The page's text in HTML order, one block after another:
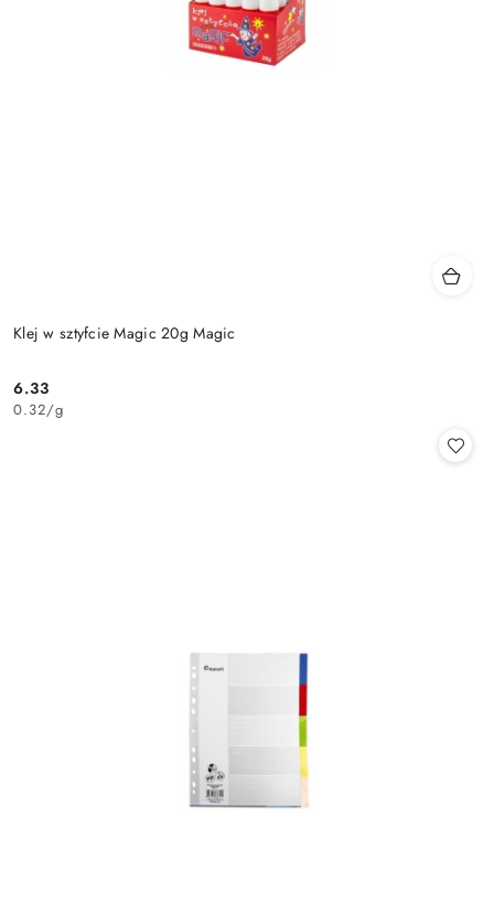
Klej w sztyfcie Magic 20g Magic
Cena:
6.33
0.32/g